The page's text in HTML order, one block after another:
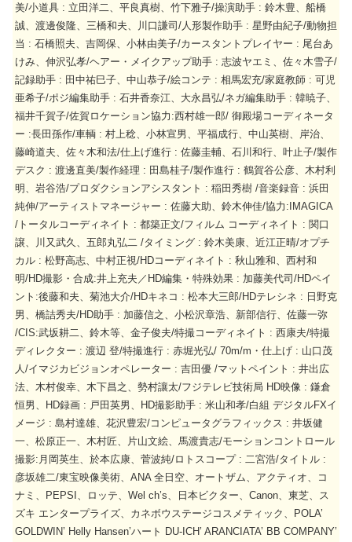
美/小道具 : 立田洋二、平良真樹、竹下雅子/操演助手 : 鈴木豊、船橋
誠、渡邊俊隆、三橋和夫、川口謙司/人形製作助手 : 星野由紀子/動物担
当 : 石橋照夫、吉岡保、小林由美子/カースタントプレイヤー : 尾台あ
けみ、伸沢弘孝/ヘアー・メイクアップ助手 : 志波ヤエミ、佐々木雪子/
記録助手 : 田中祐巳子、中山恭子/絵コンテ : 相馬宏充/家庭教師 : 可児
亜希子/ポジ編集助手 : 石井香奈江、大永昌弘/ネガ編集助手 : 韓暁子、
福井千賀子/佐賀ロケーション協力:西村雄一郎/ 御殿場コーディネータ
ー :長田孫作/車輌 : 村上稔、小林宣男、平福成行、中山英樹、岸治、
藤崎道夫、佐々木和法/仕上げ進行 : 佐藤圭輔、石川和行、叶止子/製作
デスク : 渡邊直美/製作経理 : 田島桂子/製作進行 : 鶴賀谷公彦、木村利
明、岩谷浩/プロダクションアシスタント : 稲田秀樹 /音楽録音 : 浜田
純伸/アーティストマネージャー : 佐藤大助、鈴木伸佳/協力:IMAGICA
/トータルコーディネイト : 都築正文/フィルム コーディネイト : 関口
譲、川又武久、五郎丸弘二 /タイミング : 鈴木美康、近江正晴/オプチ
カル : 松野高志、中村正視/HDコーディネイト : 秋山雅和、西村和
明/HD撮影・合成:井上充夫／HD編集・特殊効果 : 加藤美代司/HDペイ
ント:後藤和夫、菊池大介/HDキネコ : 松本大三郎/HDテレシネ : 日野克
男、橋詰秀夫/HD助手 : 加藤信之、小松沢章浩、新部信行、佐藤一弥
/CIS:武坂耕二、鈴木等、金子俊夫/特撮コーディネイト : 西康夫/特撮
ディレクター : 渡辺 登/特撮進行 : 赤堀光弘/ 70m/m・仕上げ : 山口茂
人/イマジカビジョンオペレーター : 吉田優 /マットペイント : 井出広
法、木村俊幸、木下昌之、勢村讓太/フジテレビ技術局 HD映像 : 鎌倉
恒男、HD録画 : 戸田英男、HD撮影助手 : 米山和孝/白組 デジタルFXイ
メージ : 島村達雄、花沢豊宏/コンピュータグラフィックス : 井坂健
一、松原正一、木村匠、片山文絵、馬渡貴志/モーションコントロール
撮影:月岡英生、於本広康、菅波純/ロトスコープ : 二宮浩/タイトル :
彦坂雄二/東宝映像美術、ANA 全日空、オートザム、アクティオ、コ
ナミ、PEPSI、ロッテ、Wel ch’s、日本ビクター、Canon、東芝、ス
ズキ エンタープライズ、カネボウステージコスメティック、POLA’
GOLDWIN’ Helly Hansen’ハート DU-ICH’ ARANCIATA’ BB COMPANY’